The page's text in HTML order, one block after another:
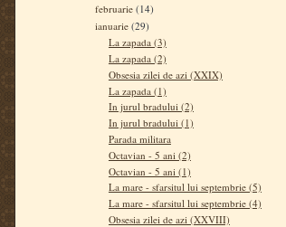
februarie (14)
ianuarie (29)
La zapada (3)
La zapada (2)
Obsesia zilei de azi (XXIX)
La zapada (1)
In jurul bradului (2)
In jurul bradului (1)
Parada militara
Octavian - 5 ani (2)
Octavian - 5 ani (1)
La mare - sfarsitul lui septembrie (5)
La mare - sfarsitul lui septembrie (4)
Obsesia zilei de azi (XXVIII)